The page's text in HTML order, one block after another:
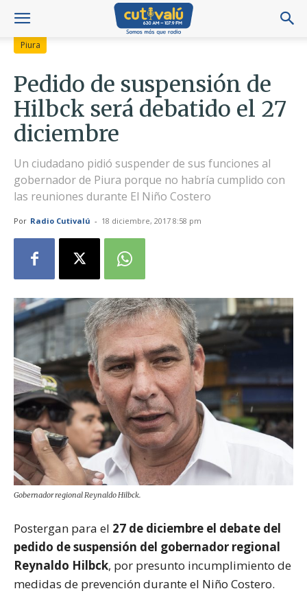
Piura
Pedido de suspensión de
Hilbck será debatido el 27
diciembre
Un ciudadano pidió suspender de sus funciones al
gobernador de Piura porque no habría cumplido con
las reuniones durante El Niño Costero
Por Radio Cutivalú - 18 diciembre, 2017 8:58 pm
Gobernador regional Reynaldo Hilbck.
Postergan para el 27 de diciembre el debate del
pedido de suspensión del gobernador regional
Reynaldo Hilbck, por presunto incumplimiento de
medidas de prevención durante el Niño Costero.